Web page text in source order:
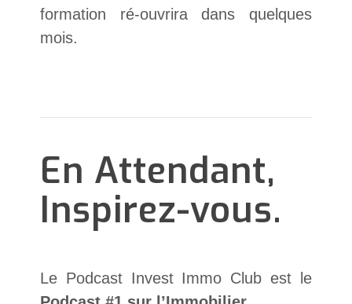
formation ré-ouvrira dans quelques
mois.
En Attendant,
Inspirez-vous.
Le Podcast Invest Immo Club est le